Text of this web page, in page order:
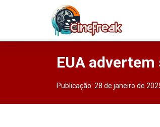
EUA
Publicação: 28 de janeiro de